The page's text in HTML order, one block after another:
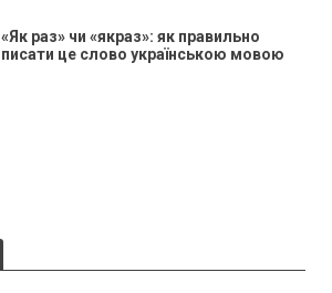
«Як раз» чи «якраз»: як правильно
писати це слово українською мовою